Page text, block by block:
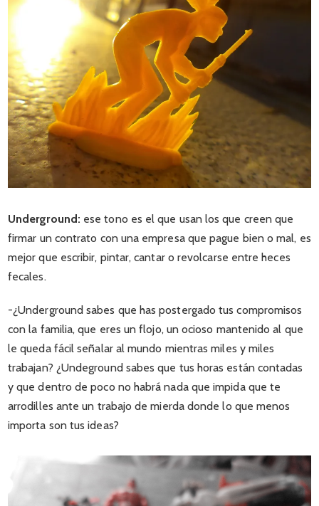
Underground: ese tono es el que usan los que creen que
firmar un contrato con una empresa que pague bien o mal, es
mejor que escribir, pintar, cantar o revolcarse entre heces
fecales.
-¿Underground sabes que has postergado tus compromisos
con la familia, que eres un flojo, un ocioso mantenido al que
le queda fácil señalar al mundo mientras miles y miles
trabajan? ¿Undeground sabes que tus horas están contadas
y que dentro de poco no habrá nada que impida que te
arrodilles ante un trabajo de mierda donde lo que menos
importa son tus ideas?